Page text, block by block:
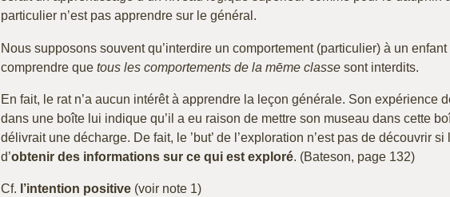
particulier n’est pas apprendre sur le général.
Nous supposons souvent qu’interdire un comportement (particulier) à un
comprendre que tous les comportements de la mēme classe sont interdits.
En fait, le rat n’a aucun intérêt à apprendre la leçon générale. Son expérience
dans une boîte lui indique qu’il a eu raison de mettre son museau dans cette
délivrait une décharge. De fait, le ’but’ de l’exploration n’est pas de découvrir
d’obtenir des informations sur ce qui est exploré. (Bateson, page 132)
Cf. l’intention positive (voir note 1)